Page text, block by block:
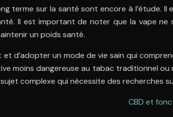
sur la santé sont encore à l’étude. Il
Il est important de noter que la vape
un poids santé.
d’adopter un mode de vie sain qui
moins dangereuse au tabac traditionnel
complexe qui nécessite des recherches
CBD et